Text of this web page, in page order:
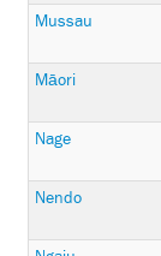
Mussau
Māori
Nage
Nendo